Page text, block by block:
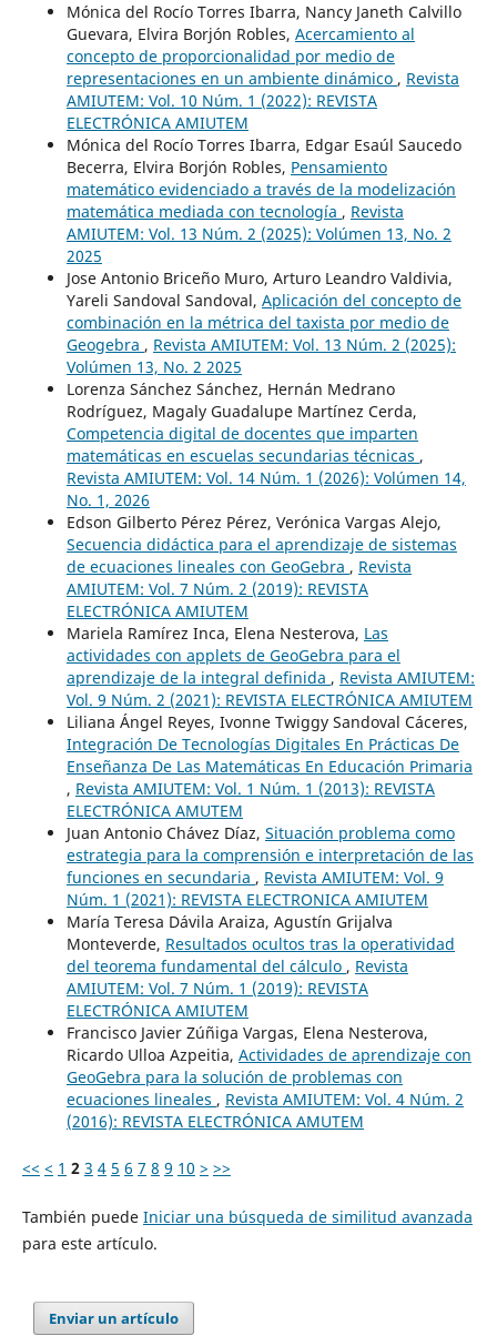
Mónica del Rocío Torres Ibarra, Nancy Janeth Calvillo
Guevara, Elvira Borjón Robles, Acercamiento al
concepto de proporcionalidad por medio de
representaciones en un ambiente dinámico , Revista
AMIUTEM: Vol. 10 Núm. 1 (2022): REVISTA
ELECTRÓNICA AMIUTEM
Mónica del Rocío Torres Ibarra, Edgar Esaúl Saucedo
Becerra, Elvira Borjón Robles, Pensamiento
matemático evidenciado a través de la modelización
matemática mediada con tecnología , Revista
AMIUTEM: Vol. 13 Núm. 2 (2025): Volúmen 13, No. 2
2025
Jose Antonio Briceño Muro, Arturo Leandro Valdivia,
Yareli Sandoval Sandoval, Aplicación del concepto de
combinación en la métrica del taxista por medio de
Geogebra , Revista AMIUTEM: Vol. 13 Núm. 2 (2025):
Volúmen 13, No. 2 2025
Lorenza Sánchez Sánchez, Hernán Medrano
Rodríguez, Magaly Guadalupe Martínez Cerda,
Competencia digital de docentes que imparten
matemáticas en escuelas secundarias técnicas ,
Revista AMIUTEM: Vol. 14 Núm. 1 (2026): Volúmen 14,
No. 1, 2026
Edson Gilberto Pérez Pérez, Verónica Vargas Alejo,
Secuencia didáctica para el aprendizaje de sistemas
de ecuaciones lineales con GeoGebra , Revista
AMIUTEM: Vol. 7 Núm. 2 (2019): REVISTA
ELECTRÓNICA AMIUTEM
Mariela Ramírez Inca, Elena Nesterova, Las
actividades con applets de GeoGebra para el
aprendizaje de la integral definida , Revista AMIUTEM:
Vol. 9 Núm. 2 (2021): REVISTA ELECTRÓNICA AMIUTEM
Liliana Ángel Reyes, Ivonne Twiggy Sandoval Cáceres,
Integración De Tecnologías Digitales En Prácticas De
Enseñanza De Las Matemáticas En Educación Primaria
, Revista AMIUTEM: Vol. 1 Núm. 1 (2013): REVISTA
ELECTRÓNICA AMUTEM
Juan Antonio Chávez Díaz, Situación problema como
estrategia para la comprensión e interpretación de las
funciones en secundaria , Revista AMIUTEM: Vol. 9
Núm. 1 (2021): REVISTA ELECTRONICA AMIUTEM
María Teresa Dávila Araiza, Agustín Grijalva
Monteverde, Resultados ocultos tras la operatividad
del teorema fundamental del cálculo , Revista
AMIUTEM: Vol. 7 Núm. 1 (2019): REVISTA
ELECTRÓNICA AMIUTEM
Francisco Javier Zúñiga Vargas, Elena Nesterova,
Ricardo Ulloa Azpeitia, Actividades de aprendizaje con
GeoGebra para la solución de problemas con
ecuaciones lineales , Revista AMIUTEM: Vol. 4 Núm. 2
(2016): REVISTA ELECTRÓNICA AMUTEM
<< < 1 2 3 4 5 6 7 8 9 10 > >>
También puede Iniciar una búsqueda de similitud avanzada
para este artículo.
Enviar un artículo